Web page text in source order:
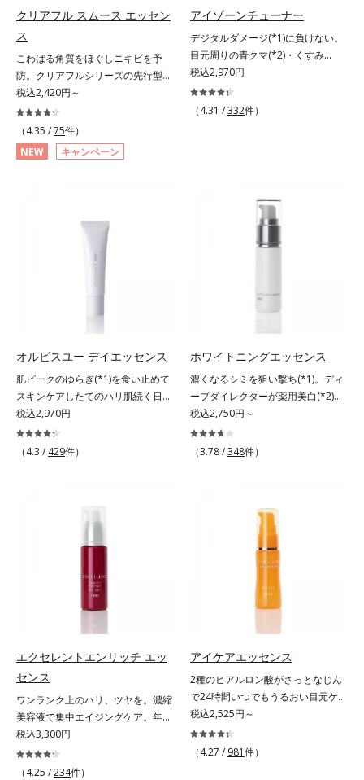
洗顔後にまろやかな感触のミルクで
のない、みずみずしいやわ肌を実現
します。 * 糖化する前の古くなった
角層をふき取り、やわらかい肌を保
つこと。
クリアフル スムース エッセン
ス
こわばる角質をほぐしニキビを予
防。クリアフルシリーズの先行型美
容液。くり返しニキビの根本原因と
毛穴の両方にアプローチする、薬用
ニキビスキンケア「クリアフルシリ
ーズ」の先行型美容液です。こわば
った角質をやわらかくほぐし、毛穴
ます。またクリアフルシリーズに配
合されているのと同じ、5種の和漢
植物由来成分や「ナノVCショット
カプセル」を採用。化粧水前に塗る
だけの簡単ケアで、ゴワつきや肌荒
れ、ニキビを予防します。【ご使用
ステップ】洗顔の後、化粧水の前に
お使いいただく先行型美容液です。
※敏感肌対象パッチテスト済（すべ
ての人に皮膚刺激がおきないという
わけではありません）※アレルギー
テスト済＝全ての方にアレルギーが
おきないということではありません
※ノンコメドジェニックテスト済＝
税込2,420円～
（4.35 /75件）
NEW
キャンペーン
アイゾーンチューナー
デジタルダメージ(*1)に負けない。
目元周りの青クマ(*2)・くすみ
(*3)・乾燥をケアする目元用スティ
ック状美容液。目元周りにあらわれ
る青クマ(*2)・くすみ(*3)・乾燥
を浴び続けると、目元周りには青ク
マ・くすみ・乾燥が……。そこでデ
ジタルダメージの根本原因に着目
機能を兼ね備えた目元用美容液を開
発しました。保湿成分×マッサージ
にワイルドタイムエキス(*5)が肌の
キメを整え、ブライトニングフィル
ター(*6)が光をコントロールして目
元のくすみを払い、透明感のある目
元へ整えます。メイクの上からでも
ＯＫだから、メイク直しのついでに
キリします。スキンケアにもメイク
直しにも使える、デジタルデバイス
が手放せない私たちにぴったりのア
イテムです。*1 肌の乾燥、キメの
乱れ*2 メイク効果による*3 乾燥に
よる*4 マッサージ効果による*5 乾
湿成分*6 ブライトニングフィルタ
ー（酸化チタン、シリカ、マイカ、
コン）= 仕上がり向上粉体
税込2,970円
（4.31 /332件）
オルビスユー デイエッセンス
肌ピークのゆらぎ(*1)を食い止めて
スキンケアしたてのハリ肌続く日中
用美容液。起床直後にピークを迎
え、夕方から夜にかけて徐々にダウ
ンするハリのバイオリズムに着目し
側(*2)からバリア機能にアプローチ
して、うるおいをキープ。さらに紫
外線・近赤外線・大気汚染(*3)をカ
刺激から肌を守ります。肌の内側
(*2)と外側、両方からのWアプロー
かけてダウンしていくハリの低下を
予防。朝の“ピーク肌”が長時間続き
アップさせる効果(*4)があり、朝の
メイク前のスキンケアにぴったり。
オイルカットでベタつかないので、
すぐにメイクが始められます。*1
乾燥など *2 角層内 *3 ちり・ほこ
り等 *4 メイクアップ効果による
税込2,970円
（4.3 / 429件）
ホワイトニングエッセンス
濃くなるシミを狙い撃ち(*1)。ディ
ープダイレクターが薬用美白(*2)成
分を、肌の奥深く(*3)まで効かせる
美容液。しつこいシミの原因“詰ま
りメラニン(*1)”の生成を抑え、透明
ラニンが肌の奥(*3)で詰まっている
状態であることに着目。肌の奥の詰
まりにダイレクトに働きかける処方
を採用しました。ディープダイレク
ター（ヒメフウロエキス、スターフ
ルーツ葉エキス）が詰まりメラニン
美白成分・速効性ビタミンC誘導体
などの成分をシミの元へ届けます。
サラッとしているから、どのスキン
ケアとも相性抜群。一年中気持ちよ
く使える使用感です。*1 過剰に生
成されたメラニン *2 メラニンの生
成を抑え、シミ・ソバカスを防ぐ*3
税込2,750円～
（3.78 /348件）
エクセレントエンリッチ エッ
センス
ワンランク上のハリ、ツヤを。濃縮
美容液で集中エイジングケア。年齢
を重ねた肌に、濃縮エッセンスがさ
らにワンランク上のエイジングケア
(*)を。ハリ、ツヤを集中ケアする保
税込3,300円
（4.25 /234件）
アイケアエッセンス
2種のヒアルロン酸がさっとなじん
で24時間いつでもうるおい目元ケ
ア。メイクの上からもプラスオン
OK。「目元がカサつく、ハリがな
い、疲れて見える・・・」目元を見
税込2,525円～
（4.27 / 981件）